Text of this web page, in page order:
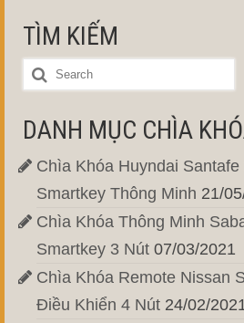
TÌM KIẾM
DANH MỤC CHÌA
Chìa Khóa Huyndai
Smartkey Thông Minh 21/
Chìa Khóa Thông Minh
Smartkey 3 Nút 07/03/2021
Chìa Khóa Remote Nissan
Điều Khiển 4 Nút 24/02/